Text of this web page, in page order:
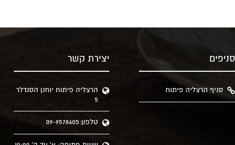
סניפים
סניף הרצליה פיתוח
יצירת קשר
הרצליה פיתוח יוחנן הסנדלר
5
טלפון:09-9578605